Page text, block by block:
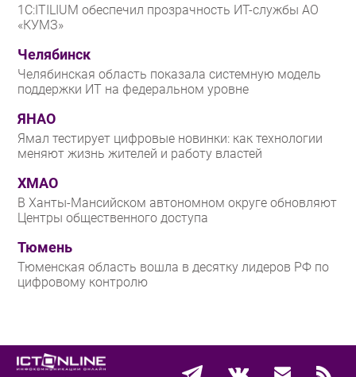
1С:ITILIUM обеспечил прозрачность ИТ-службы АО
«КУМЗ»
Челябинск
Челябинская область показала системную модель
поддержки ИТ на федеральном уровне
ЯНАО
Ямал тестирует цифровые новинки: как технологии
меняют жизнь жителей и работу властей
ХМАО
В Ханты-Мансийском автономном округе обновляют
Центры общественного доступа
Тюмень
Тюменская область вошла в десятку лидеров РФ по
цифровому контролю